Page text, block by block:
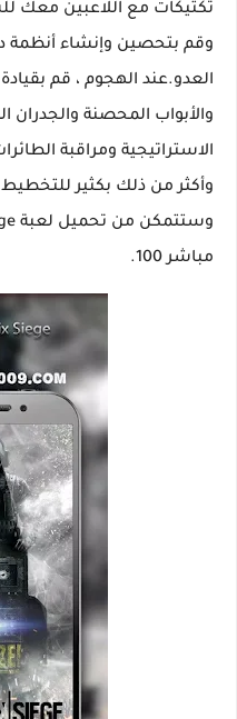
تكتيكات مع اللاعبين معك
وقم بتحصين وإنشاء أنظمة
العدو.عند الهجوم ، قم
والأبواب المحصنة
الاستراتيجية ومراقبة
وأكثر من ذلك بكثير
مباشر 100.